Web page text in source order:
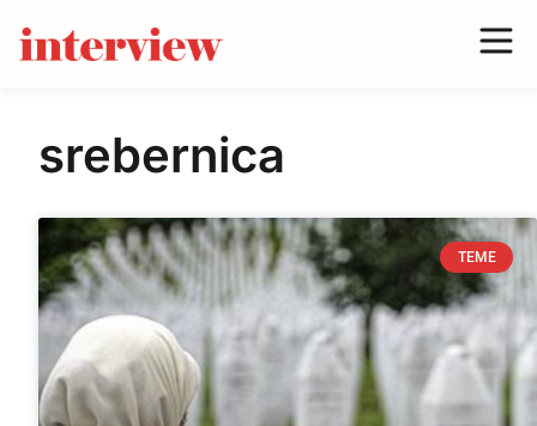
srebernica
TEME